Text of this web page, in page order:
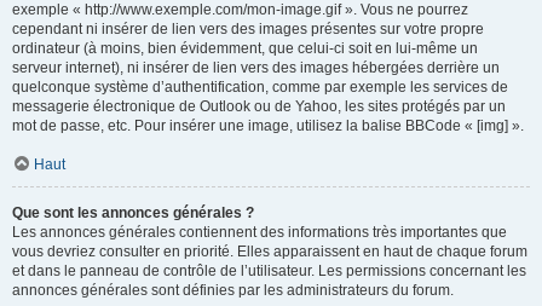
exemple « http://www.exemple.com/mon-image.gif ». Vous ne pourrez
cependant ni insérer de lien vers des images présentes sur votre propre
ordinateur (à moins, bien évidemment, que celui-ci soit en lui-même un
serveur internet), ni insérer de lien vers des images hébergées derrière un
quelconque système d’authentification, comme par exemple les services de
messagerie électronique de Outlook ou de Yahoo, les sites protégés par un
mot de passe, etc. Pour insérer une image, utilisez la balise BBCode « [img] ».
Haut
Que sont les annonces générales ?
Les annonces générales contiennent des informations très importantes que
vous devriez consulter en priorité. Elles apparaissent en haut de chaque forum
et dans le panneau de contrôle de l’utilisateur. Les permissions concernant les
annonces générales sont définies par les administrateurs du forum.